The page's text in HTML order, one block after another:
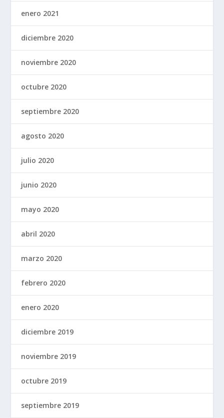
enero 2021
diciembre 2020
noviembre 2020
octubre 2020
septiembre 2020
agosto 2020
julio 2020
junio 2020
mayo 2020
abril 2020
marzo 2020
febrero 2020
enero 2020
diciembre 2019
noviembre 2019
octubre 2019
septiembre 2019